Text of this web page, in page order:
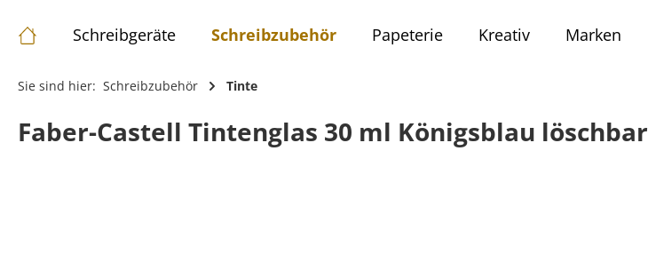
Schreibgeräte Schreibzubehör Papeterie Kreativ Marken
Sie sind hier: Schreibzubehör Tinte
Faber-Castell Tintenglas 30 ml Königsblau löschbar